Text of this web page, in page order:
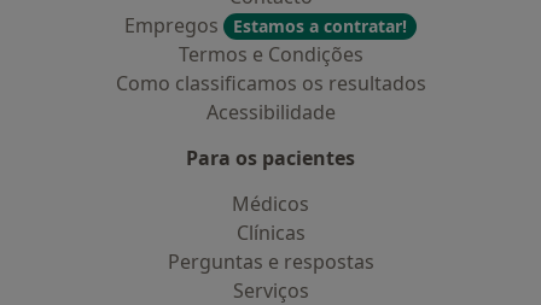
Empregos
Estamos a contratar!
Termos e Condições
Como classificamos os resultados
Acessibilidade
Para os pacientes
Médicos
Clínicas
Perguntas e respostas
Serviços